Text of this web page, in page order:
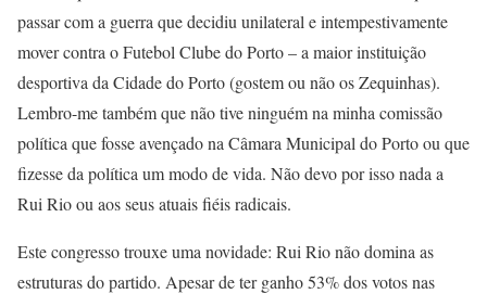
passar com a guerra que decidiu unilateral e intempestivamente
mover contra o Futebol Clube do Porto – a maior instituição
desportiva da Cidade do Porto (gostem ou não os Zequinhas).
Lembro-me também que não tive ninguém na minha comissão
política que fosse avençado na Câmara Municipal do Porto ou que
fizesse da política um modo de vida. Não devo por isso nada a
Rui Rio ou aos seus atuais fiéis radicais.
Este congresso trouxe uma novidade: Rui Rio não domina as
estruturas do partido. Apesar de ter ganho 53% dos votos nas